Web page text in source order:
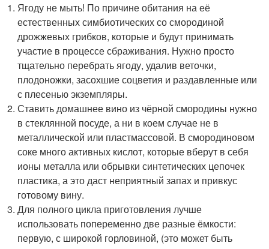
Ягоду не мыть! По причине обитания на её
естественных симбиотических со смородиной
дрожжевых грибков, которые и будут принимать
участие в процессе сбраживания. Нужно просто
тщательно перебрать ягоду, удалив веточки,
плодоножки, засохшие соцветия и раздавленные или
с плесенью экземпляры.
Ставить домашнее вино из чёрной смородины нужно
в стеклянной посуде, а ни в коем случае не в
металлической или пластмассовой. В смородиновом
соке много активных кислот, которые вберут в себя
ионы металла или обрывки синтетических цепочек
пластика, а это даст неприятный запах и привкус
готовому вину.
Для полного цикла приготовления лучше
использовать попеременно две разные ёмкости:
первую, с широкой горловиной, (это может быть